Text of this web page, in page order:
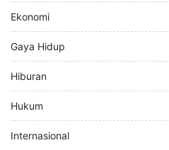
Ekonomi
Gaya Hidup
Hiburan
Hukum
Internasional